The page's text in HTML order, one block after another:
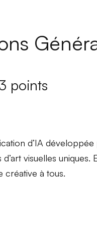
points
d’IA
visuelles
créative à tous.